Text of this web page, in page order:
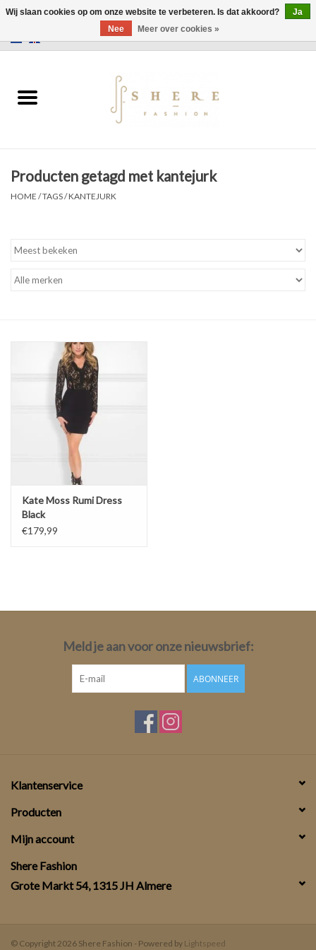
Jurken
Accessoires
Producten getagd met kantejurk
HOME /TAGS/KANTEJURK
Kate Moss Rumi Dress
Black
€179,99
Meld je aan voor onze nieuwsbrief:
ABONNEER
Klantenservice
Producten
Mijn account
Shere Fashion
Grote Markt 54, 1315 JH Almere
© Copyright 2026 Shere Fashion - Powered by Lightspeed
Wij slaan cookies op om onze website te verbeteren. Is dat akkoord?
Ja
Nee
Meer over cookies »